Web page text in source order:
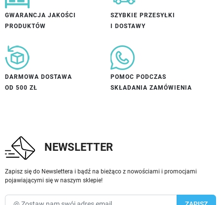
GWARANCJA JAKOŚCI
PRODUKTÓW
SZYBKIE PRZESYŁKI
I DOSTAWY
DARMOWA DOSTAWA
OD 500 ZŁ
POMOC PODCZAS
SKŁADANIA ZAMÓWIENIA
NEWSLETTER
Zapisz się do Newslettera i bądź na bieżąco z nowościami i promocjami
pojawiającymi się w naszym sklepie!